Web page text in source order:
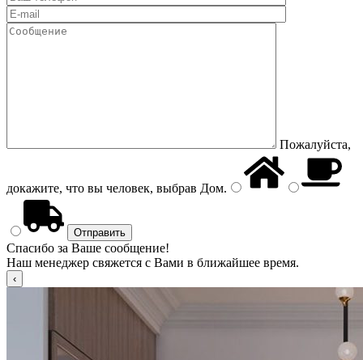
Пожалуйста,
докажите, что вы человек, выбрав Дом.
Спасибо за Ваше сообщение!
Наш менеджер свяжется с Вами в ближайшее время.